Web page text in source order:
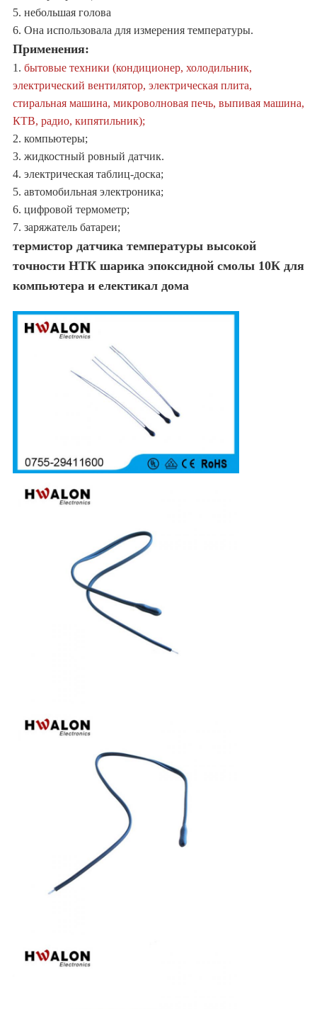
5. небольшая голова
6. Она использовала для измерения температуры.
Применения:
1. бытовые техники (кондиционер, холодильник,
электрический вентилятор, электрическая плита,
стиральная машина, микроволновая печь, выпивая машина,
КТВ, радио, кипятильник);
2. компьютеры;
3. жидкостный ровный датчик.
4. электрическая таблиц-доска;
5. автомобильная электроника;
6. цифровой термометр;
7. заряжатель батареи;
термистор датчика температуры высокой
точности НТК шарика эпоксидной смолы 10К для
компьютера и електикал дома